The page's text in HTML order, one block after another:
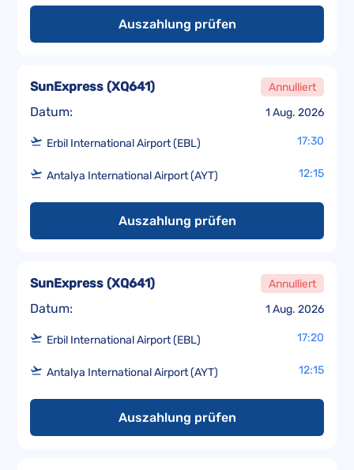
Auszahlung prüfen
Datum: 1 Aug. 2026
SunExpress (XQ641) Annulliert
Erbil International Airport (EBL) 17:30
Antalya International Airport (AYT) 12:15
Auszahlung prüfen
Datum: 1 Aug. 2026
SunExpress (XQ641) Annulliert
Erbil International Airport (EBL) 17:20
Antalya International Airport (AYT) 12:15
Auszahlung prüfen